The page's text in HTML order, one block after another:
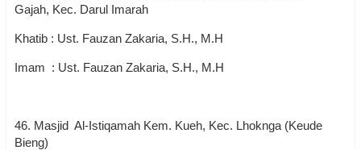
Gajah, Kec. Darul Imarah
Khatib : Ust. Fauzan Zakaria, S.H., M.H
Imam : Ust. Fauzan Zakaria, S.H., M.H
46. Masjid Al-Istiqamah Kem. Kueh, Kec. Lhoknga (Keude
Bieng)